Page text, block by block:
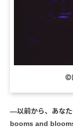
―以前から、あな
booms and